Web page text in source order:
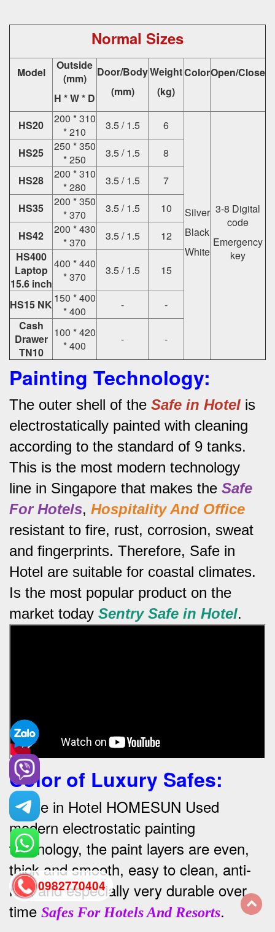
Normal Sizes
Model
Outside
(mm)
H * W * D
Door/Body
(mm)
Weight
(kg)
ColorOpen/Close
HS20
200 * 310
* 210
3.5 / 1.5 6
Silver
Black
White
3-8 Digital
code
Emergency
key
HS25
250 * 350
* 250
3.5 / 1.5
8
HS28
200 * 310
* 280
3.5 / 1.5
7
HS35
200 * 350
* 370
3.5 / 1.5
10
HS42
200 * 430
* 370
3.5 / 1.5
12
HS400
Laptop
15.6 inch
400 * 440
* 370
3.5 / 1.5 15
HS15 NK 150 * 400
* 400
-
-
Cash
Drawer
TN10
100 * 420
* 400
- -
Painting Technology:
The outer shell of the Safe in Hotel is
electrostatically painted with cleaning
according to the standard of 9 tanks.
This is the most modern technology
line in Singapore that makes the Safe
For Hotels, Hospitality And Office
resistant to fire, rust, corrosion, sweat
and fingerprints. Therefore, Safe in
Hotel are suitable for coastal climates.
Is the most popular product on the
market today Sentry Safe in Hotel.
Color of Luxury Safes:
• Safe in Hotel HOMESUN Used
modern electrostatic painting
technology, the paint layers are even,
thick and smooth, easy to clean, anti-
rust and especially very durable over
time Safes For Hotels And Resorts.
0982770404